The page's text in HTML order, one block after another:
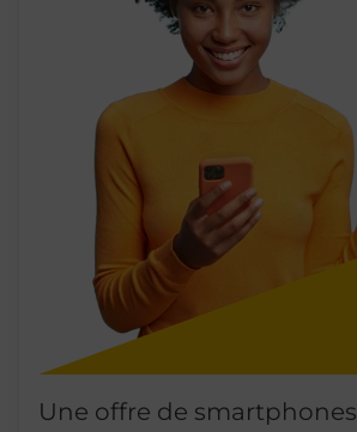
Une offre de smartphones